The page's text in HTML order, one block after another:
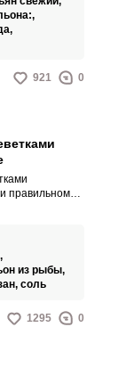
921 0
правильном
с
у вас
или
для
из рыбы,
соль
1295 0